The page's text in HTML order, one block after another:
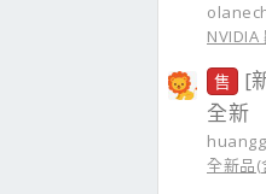
NVIDIA
售
[
全新
全新品(